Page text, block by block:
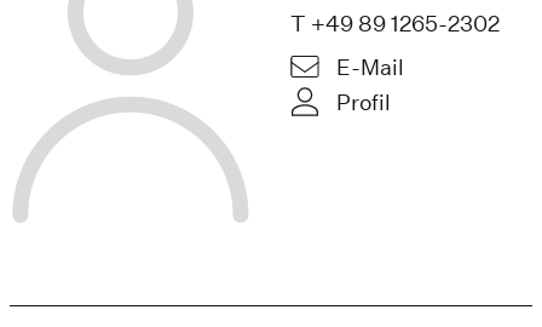
T +49 89 1265-2302
E-Mail
Profil